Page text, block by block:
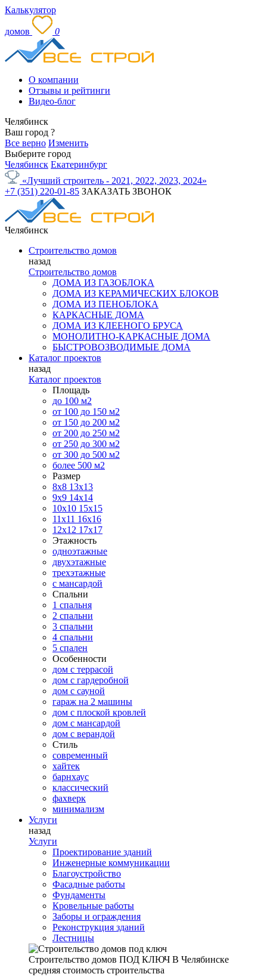
Калькулятор
домов 0
О компании
Отзывы и рейтинги
Видео-блог
Челябинск
Ваш город ?
Все верно Изменить
Выберите город
Челябинск Екатеринбург
«Лучший строитель - 2021, 2022, 2023, 2024»
+7 (351) 220-01-85 ЗАКАЗАТЬ ЗВОНОК
Челябинск
Строительство домов
назад
Строительство домов
ДОМА ИЗ ГАЗОБЛОКА
ДОМА ИЗ КЕРАМИЧЕСКИХ БЛОКОВ
ДОМА ИЗ ПЕНОБЛОКА
КАРКАСНЫЕ ДОМА
ДОМА ИЗ КЛЕЕНОГО БРУСА
МОНОЛИТНО-КАРКАСНЫЕ ДОМА
БЫСТРОВОЗВОДИМЫЕ ДОМА
Каталог проектов
назад
Каталог проектов
Площадь
до 100 м2
от 100 до 150 м2
от 150 до 200 м2
от 200 до 250 м2
от 250 до 300 м2
от 300 до 500 м2
более 500 м2
Размер
8х8 13х13
9х9 14х14
10х10 15х15
11x11 16х16
12х12 17х17
Этажность
одноэтажные
двухэтажные
трехэтажные
с мансардой
Спальни
1 спальня
2 спальни
3 спальни
4 спальни
5 спален
Особенности
дом с террасой
дом с гардеробной
дом с сауной
гараж на 2 машины
дом с плоской кровлей
дом с мансардой
дом с верандой
Стиль
современный
хайтек
барнхаус
классический
фахверк
минимализм
Услуги
назад
Услуги
Проектирование зданий
Инженерные коммуникации
Благоустройство
Фасадные работы
Фундаменты
Кровельные работы
Заборы и ограждения
Реконструкция зданий
Лестницы
Строительство домов ПОД КЛЮЧ В Челябинске
средняя стоимость строительства